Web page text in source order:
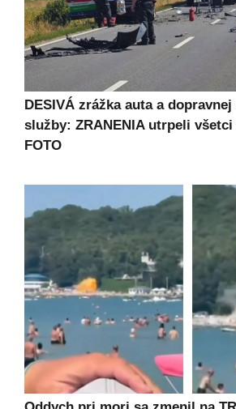
DESIVÁ zrážka auta a
služby: ZRANENIA utrpeli
FOTO